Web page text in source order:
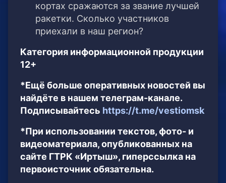
кортах сражаются за звание лучшей
ракетки. Сколько участников
приехали в наш регион?
Категория информационной продукции
12+
*Ещё больше оперативных новостей вы
найдёте в нашем телеграм-канале.
Подписывайтесь https://t.me/vestiomsk
*При использовании текстов, фото- и
видеоматериала, опубликованных на
сайте ГТРК «Иртыш», гиперссылка на
первоисточник обязательна.